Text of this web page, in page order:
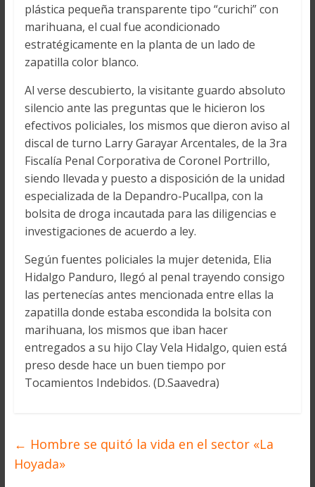
plástica pequeña transparente tipo “curichi” con
marihuana, el cual fue acondicionado
estratégicamente en la planta de un lado de
zapatilla color blanco.
Al verse descubierto, la visitante guardo absoluto
silencio ante las preguntas que le hicieron los
efectivos policiales, los mismos que dieron aviso al
discal de turno Larry Garayar Arcentales, de la 3ra
Fiscalía Penal Corporativa de Coronel Portrillo,
siendo llevada y puesto a disposición de la unidad
especializada de la Depandro-Pucallpa, con la
bolsita de droga incautada para las diligencias e
investigaciones de acuerdo a ley.
Según fuentes policiales la mujer detenida, Elia
Hidalgo Panduro, llegó al penal trayendo consigo
las pertenecías antes mencionada entre ellas la
zapatilla donde estaba escondida la bolsita con
marihuana, los mismos que iban hacer
entregados a su hijo Clay Vela Hidalgo, quien está
preso desde hace un buen tiempo por
Tocamientos Indebidos. (D.Saavedra)
← Hombre se quitó la vida en el sector «La
Hoyada»